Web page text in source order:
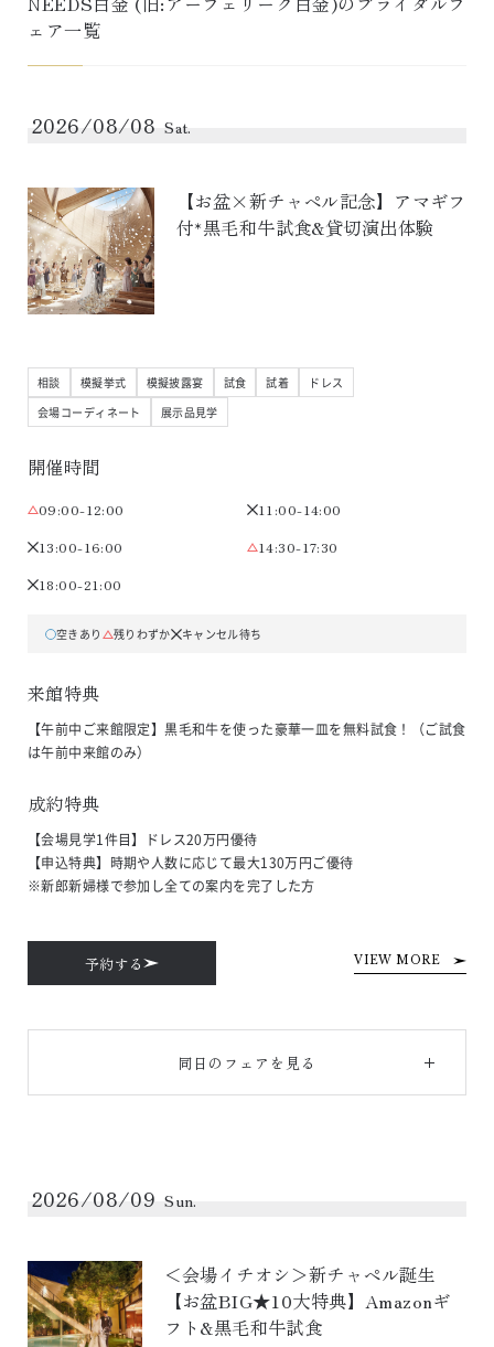
ェア一覧
2026/08/08 Sat.
【お盆×新チャペル記念】アマギフ
付*黒毛和牛試食&貸切演出体験
相談 模擬挙式 模擬披露宴 試食 試着
ドレス
会場コーディネート
展示品見学
開催時間
09:00-12:00
11:00-14:00
13:00-16:00
14:30-17:30
18:00-21:00
空きあり 残りわずか キャンセル待ち
来館特典
【午前中ご来館限定】黒毛和牛を使った豪華一皿を無料試食！（ご試食
は午前中来館のみ）
成約特典
【会場見学1件目】ドレス20万円優待
【申込特典】時期や人数に応じて最大130万円ご優待
※新郎新婦様で参加し全ての案内を完了した方
予約する VIEW MORE
同日のフェアを見る
2026/08/09 Sun.
＜会場イチオシ＞新チャペル誕生
【お盆BIG★10大特典】Amazonギ
フト&黒毛和牛試食